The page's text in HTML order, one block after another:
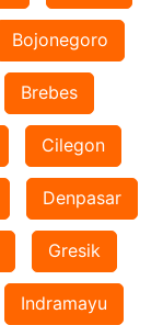
Bojonegoro
Brebes
Cilegon
Denpasar
Gresik
Indramayu